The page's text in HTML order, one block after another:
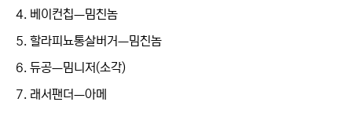
4. 베이컨칩ㅡ밈친놈
5. 할라피뇨통살버거ㅡ밈친놈
6. 듀공ㅡ밈니저(소각)
7. 래서팬더ㅡ아메